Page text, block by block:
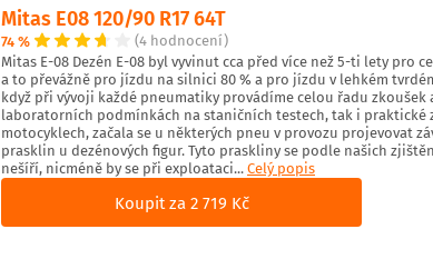
Mitas E08 120/90 R17 64T
74 %
(4 hodnocení)
Mitas E-08 Dezén E-08 byl vyvinut cca před více než 5-ti lety pro
a to převážně pro jízdu na silnici 80 % a pro jízdu v lehkém
když při vývoji každé pneumatiky provádíme celou řadu zkoušek
laboratorních podmínkách na staničních testech, tak i praktické
motocyklech, začala se u některých pneu v provozu projevovat
prasklin u dezénových figur. Tyto praskliny se podle našich
nešíří, nicméně by se při exploataci...Celý popis
Koupit za 2 719 Kč